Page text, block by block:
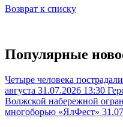
Возврат к списку
Популярные
Четыре человека
августа 31.07.2026 13:30
Волжской набережной
многоборью «ЯлФест»